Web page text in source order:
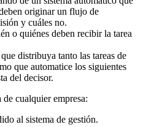
originar un flujo de
y cuáles no.
o quiénes deben recibir la tarea
distribuya tanto las tareas de
que automatice los siguientes
del decisor.
cualquier empresa:
al sistema de gestión.